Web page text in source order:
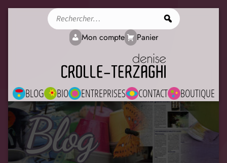
BLOG BIO ENTREPRISES CONTACT BOUTIQUE
Mon compte Panier
Blog